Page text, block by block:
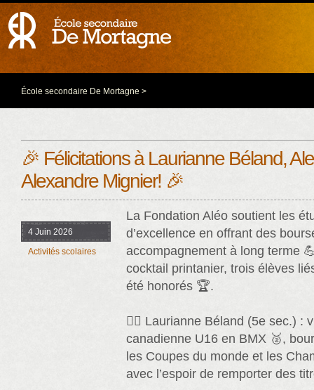
École secondaire De Mortagne >
🎉 Félicitations à Laurianne Béland,
Alexandre Mignier! 🎉
4 Juin 2026
Activités scolaires
La Fondation Aléo soutient les
d’excellence en offrant des
accompagnement à long terme
cocktail printanier, trois élèves
été honorés 🏆.
🚴‍♀️ Laurianne Béland (5e sec.) :
canadienne U16 en BMX 🥈,
les Coupes du monde et les
avec l’espoir de remporter des